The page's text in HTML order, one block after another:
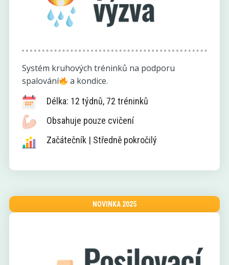
Systém kruhových tréninků na podporu
spalování
a kondice.
Délka: 12 týdnů, 72 tréninků
Obsahuje pouze cvičení
Začátečník | Středně pokročilý
NOVINKA 2025